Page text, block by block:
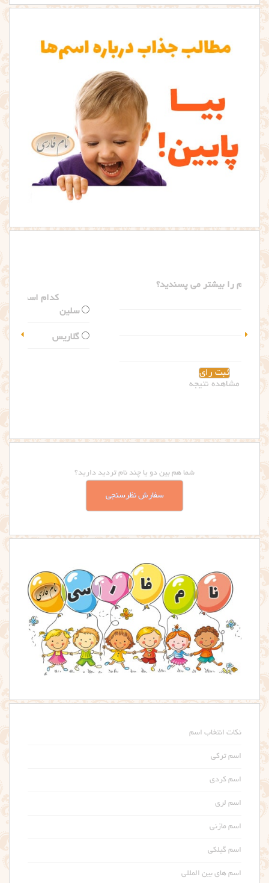
شما هم بین دو یا چند نام تردید دارید؟
سفارش نظرسنجی
نکات انتخاب اسم
اسم ترکی
اسم کردی
اسم لری
اسم مازنی
اسم گیلکی
اسم های بین المللی